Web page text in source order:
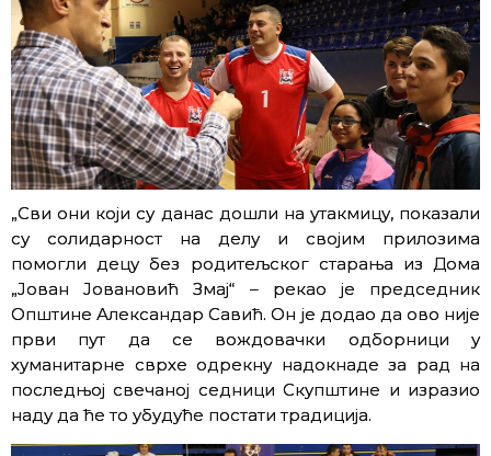
„Сви они који су данас дошли на утакмицу, показали
су солидарност на делу и својим прилозима
помогли децу без родитељског старања из Дома
„Јован Јовановић Змај“ – рекао је председник
Општине Александар Савић. Он је додао да ово није
први пут да се вождовачки одборници у
хуманитарне сврхе одрекну надокнаде за рад на
последњој свечаној седници Скупштине и изразио
наду да ће то убудуће постати традиција.